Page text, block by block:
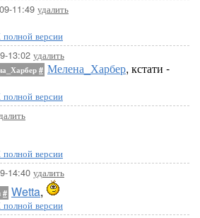
11:49 удалить
версии
13:02 удалить
# Мелена_Харбер, кстати -
версии
версии
14:40 удалить
# Wetta,
версии